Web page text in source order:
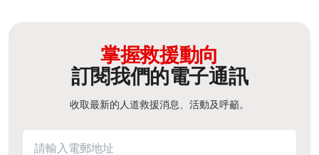
掌握救援動向
訂閱我們的電子通訊
收取最新的人道救援消息、活動及呼籲。